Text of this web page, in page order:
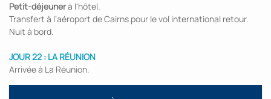
Petit-déjeunerà l'hôtel.
Transfert à l’aéroport de Cairns pour le vol international retour.
Nuit à bord.
JOUR 22 : LA RÉUNION
Arrivée à La Réunion.